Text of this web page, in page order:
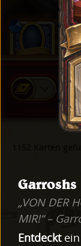
Garroshs
„VON DER
MIR!“ –
Entdecktein